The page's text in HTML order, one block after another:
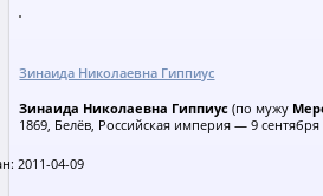
Зинаида Николаевна Гиппиус
Зинаида Николаевна Гиппиус (по мужу
1869, Белёв, Российская империя — 9
2011-04-09